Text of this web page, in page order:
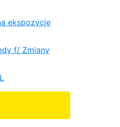
ekspozycję
f/ Zmiany